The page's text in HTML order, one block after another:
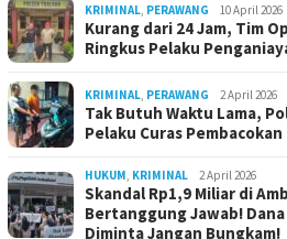
KRIMINAL PERAWANG 10 April 2026
Kurang dari 24 Jam, Tim
Ringkus Pelaku
KRIMINAL PERAWANG 2 April 2026
Tak Butuh Waktu Lama,
Pelaku Curas Pembacokan
HUKUM KRIMINAL 2 April 2026
Skandal Rp1,9 Miliar di
Bertanggung Jawab!
Diminta Jangan Bungkam!